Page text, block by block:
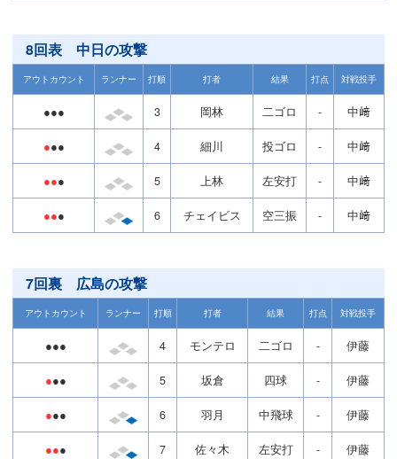
8回表 中日の攻撃
アウトカウント ランナー 打順 打者 結果 打点 対戦投手
●●● 3 岡林 二ゴロ - 中﨑
●●● 4 細川 投ゴロ - 中﨑
●●● 5 上林 左安打 - 中﨑
●●● 6 チェイビス 空三振 - 中﨑
7回裏 広島の攻撃
アウトカウント ランナー 打順 打者 結果 打点 対戦投手
●●● 4 モンテロ 二ゴロ - 伊藤
●●● 5 坂倉 四球 - 伊藤
●●● 6 羽月 中飛球 - 伊藤
●●● 7 佐々木 左安打 - 伊藤